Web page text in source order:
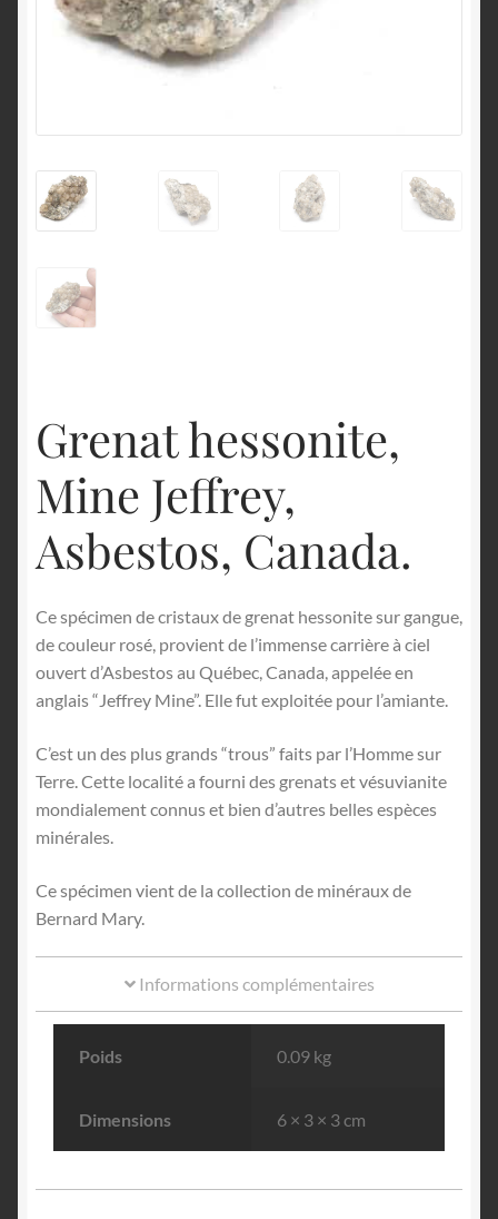
Grenat hessonite,
Mine Jeffrey,
Asbestos, Canada.
Ce spécimen de cristaux de grenat hessonite sur gangue,
de couleur rosé, provient de l’immense carrière à ciel
ouvert d’Asbestos au Québec, Canada, appelée en
anglais “Jeffrey Mine”. Elle fut exploitée pour l’amiante.
C’est un des plus grands “trous” faits par l’Homme sur
Terre. Cette localité a fourni des grenats et vésuvianite
mondialement connus et bien d’autres belles espèces
minérales.
Ce spécimen vient de la collection de minéraux de
Bernard Mary.
Informations complémentaires
Poids 0.09 kg
Dimensions 6 × 3 × 3 cm